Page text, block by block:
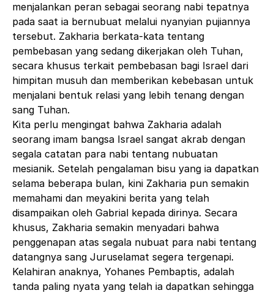
menjalankan peran sebagai seorang nabi tepatnya
pada saat ia bernubuat melalui nyanyian pujiannya
tersebut. Zakharia berkata-kata tentang
pembebasan yang sedang dikerjakan oleh Tuhan,
secara khusus terkait pembebasan bagi Israel dari
himpitan musuh dan memberikan kebebasan untuk
menjalani bentuk relasi yang lebih tenang dengan
sang Tuhan.
Kita perlu mengingat bahwa Zakharia adalah
seorang imam bangsa Israel sangat akrab dengan
segala catatan para nabi tentang nubuatan
mesianik. Setelah pengalaman bisu yang ia dapatkan
selama beberapa bulan, kini Zakharia pun semakin
memahami dan meyakini berita yang telah
disampaikan oleh Gabrial kepada dirinya. Secara
khusus, Zakharia semakin menyadari bahwa
penggenapan atas segala nubuat para nabi tentang
datangnya sang Juruselamat segera tergenapi.
Kelahiran anaknya, Yohanes Pembaptis, adalah
tanda paling nyata yang telah ia dapatkan sehingga